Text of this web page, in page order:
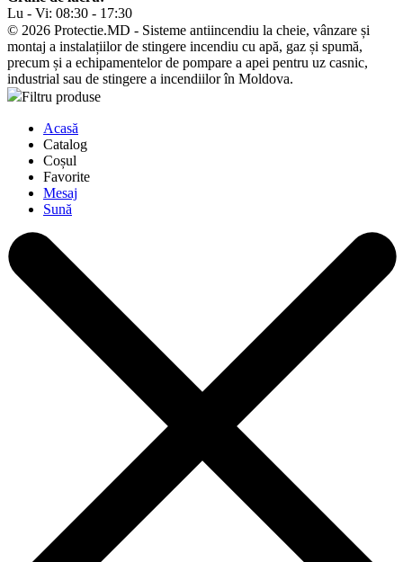
Lu - Vi: 08:30 - 17:30
© 2026 Protectie.MD - Sisteme antiincendiu la cheie, vânzare și
montaj a instalațiilor de stingere incendiu cu apă, gaz și spumă,
precum și a echipamentelor de pompare a apei pentru uz casnic,
industrial sau de stingere a incendiilor în Moldova.
Filtru produse
Acasă
Catalog
Coșul
Favorite
Mesaj
Sună